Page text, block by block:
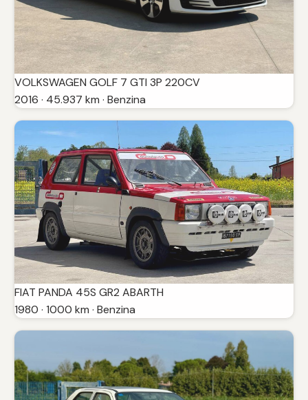
VOLKSWAGEN GOLF 7 GTI 3P 220CV
2016 · 45.937 km · Benzina
FIAT PANDA 45S GR2 ABARTH
1980 · 1000 km · Benzina